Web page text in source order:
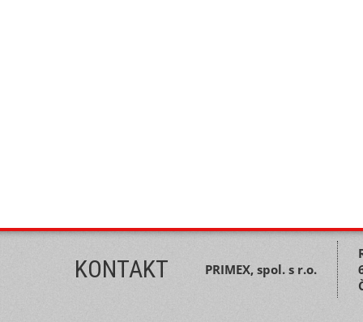
KONTAKT PRIMEX, spol. s r.o.